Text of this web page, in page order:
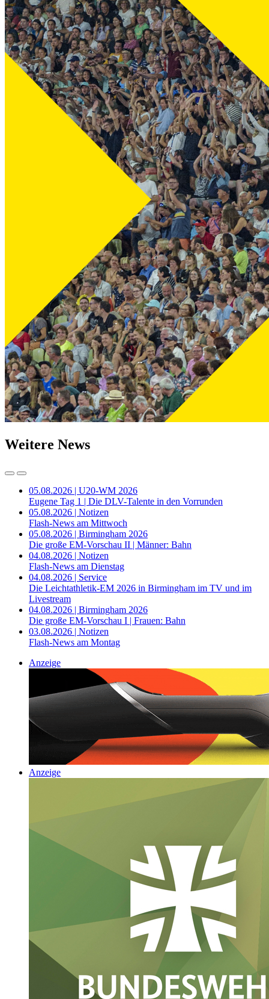
Weitere News
05.08.2026 | U20-WM 2026
Eugene Tag 1 | Die DLV-Talente in den Vorrunden
05.08.2026 | Notizen
Flash-News am Mittwoch
05.08.2026 | Birmingham 2026
Die große EM-Vorschau II | Männer: Bahn
04.08.2026 | Notizen
Flash-News am Dienstag
04.08.2026 | Service
Die Leichtathletik-EM 2026 in Birmingham im TV und im
Livestream
04.08.2026 | Birmingham 2026
Die große EM-Vorschau I | Frauen: Bahn
03.08.2026 | Notizen
Flash-News am Montag
Anzeige
Anzeige